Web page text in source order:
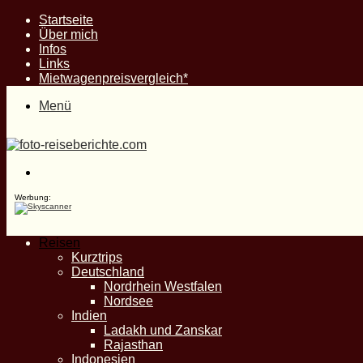
Startseite
Über mich
Infos
Links
Mietwagenpreisvergleich*
Menü
Werbung:
Reisen
Kurztrips
Deutschland
Nordrhein Westfalen
Nordsee
Indien
Ladakh und Zanskar
Rajasthan
Indonesien